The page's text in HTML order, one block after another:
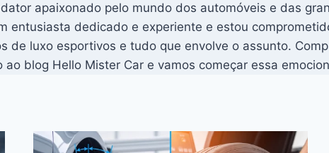
apaixonado pelo mundo dos automóveis e das
entusiasta dedicado e experiente e estou
de luxo esportivos e tudo que envolve o assunto.
ao blog Hello Mister Car e vamos começar essa